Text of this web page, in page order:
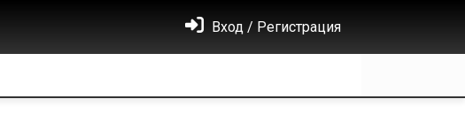
Вход / Регистрация